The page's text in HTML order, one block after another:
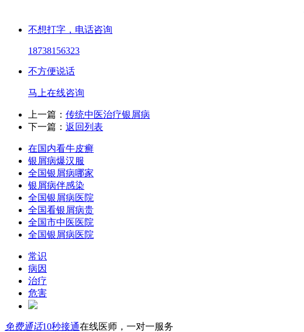
不想打字，电话咨询
18738156323
不方便说话
马上在线咨询
上一篇： 传统中医治疗银屑病
下一篇： 返回列表
在国内看牛皮癣
银屑病爆汉服
全国银屑病哪家
银屑病伴感染
全国银屑病医院
全国看银屑病贵
全国市中医医院
全国银屑病医院
常识
病因
治疗
危害
免费通话10秒接通在线医师，一对一服务